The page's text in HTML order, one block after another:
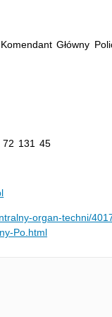
Główny
131 45
organ-techni/
Po.html